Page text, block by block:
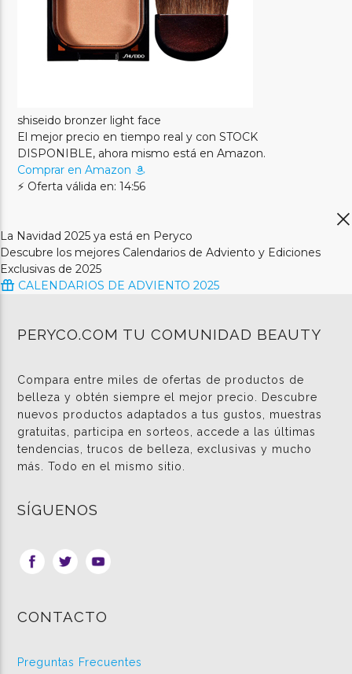
shiseido bronzer light face
El mejor precio en tiempo real y con STOCK
DISPONIBLE, ahora mismo está en Amazon.
Comprar en Amazon
⚡ Oferta válida en: 14:56
La Navidad 2025 ya está en Peryco
Descubre los mejores Calendarios de Adviento y Ediciones
Exclusivas de 2025
CALENDARIOS DE ADVIENTO 2025
PERYCO.COM TU COMUNIDAD BEAUTY
Compara entre miles de ofertas de productos de
belleza y obtén siempre el mejor precio. Descubre
nuevos productos adaptados a tus gustos, muestras
gratuitas, participa en sorteos, accede a las últimas
tendencias, trucos de belleza, exclusivas y mucho
más. Todo en el mismo sitio.
SÍGUENOS
CONTACTO
Preguntas Frecuentes